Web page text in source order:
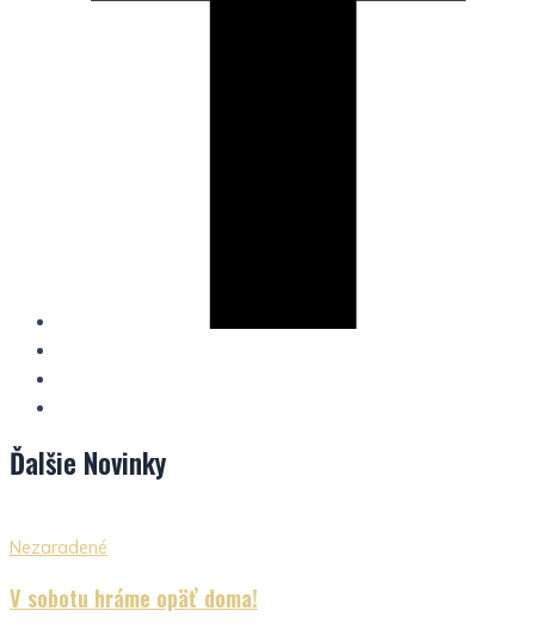
Ďalšie Novinky
Nezaradené
V sobotu hráme opäť doma!